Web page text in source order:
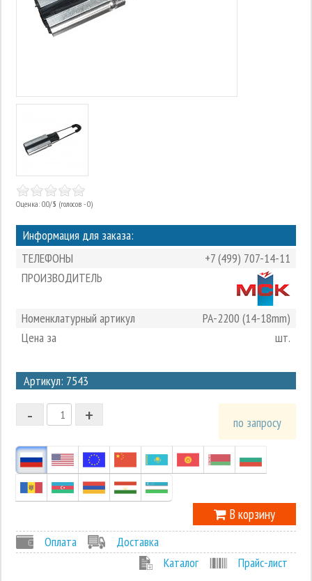
Оценка: 0.0/5 (голосов - 0)
Информация для заказа:
ТЕЛЕФОНЫ
+7 (499) 707-14-11
ПРОИЗВОДИТЕЛЬ
Номенклатурный артикул
PA-2200 (14-18mm)
Цена за
шт.
Артикул: 7543
2
1
-1
+
- по запросу
В корзину
Оплата
Доставка
Каталог
Прайс-лист